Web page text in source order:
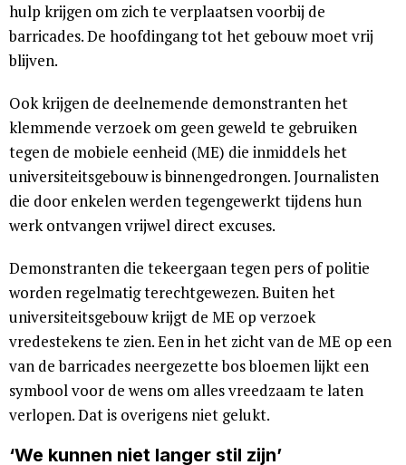
hulp krijgen om zich te verplaatsen voorbij de
barricades. De hoofdingang tot het gebouw moet vrij
blijven.
Ook krijgen de deelnemende demonstranten het
klemmende verzoek om geen geweld te gebruiken
tegen de mobiele eenheid (ME) die inmiddels het
universiteitsgebouw is binnengedrongen. Journalisten
die door enkelen werden tegengewerkt tijdens hun
werk ontvangen vrijwel direct excuses.
Demonstranten die tekeergaan tegen pers of politie
worden regelmatig terechtgewezen. Buiten het
universiteitsgebouw krijgt de ME op verzoek
vredestekens te zien. Een in het zicht van de ME op een
van de barricades neergezette bos bloemen lijkt een
symbool voor de wens om alles vreedzaam te laten
verlopen. Dat is overigens niet gelukt.
‘We kunnen niet langer stil zijn’